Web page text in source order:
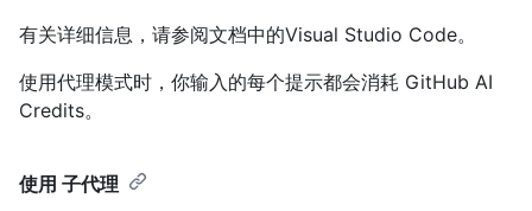
有关详细信息，请参阅文档中的Visual Studio Code。
使用代理模式时，你输入的每个提示都会消耗 GitHub AI
Credits。
使用 子代理